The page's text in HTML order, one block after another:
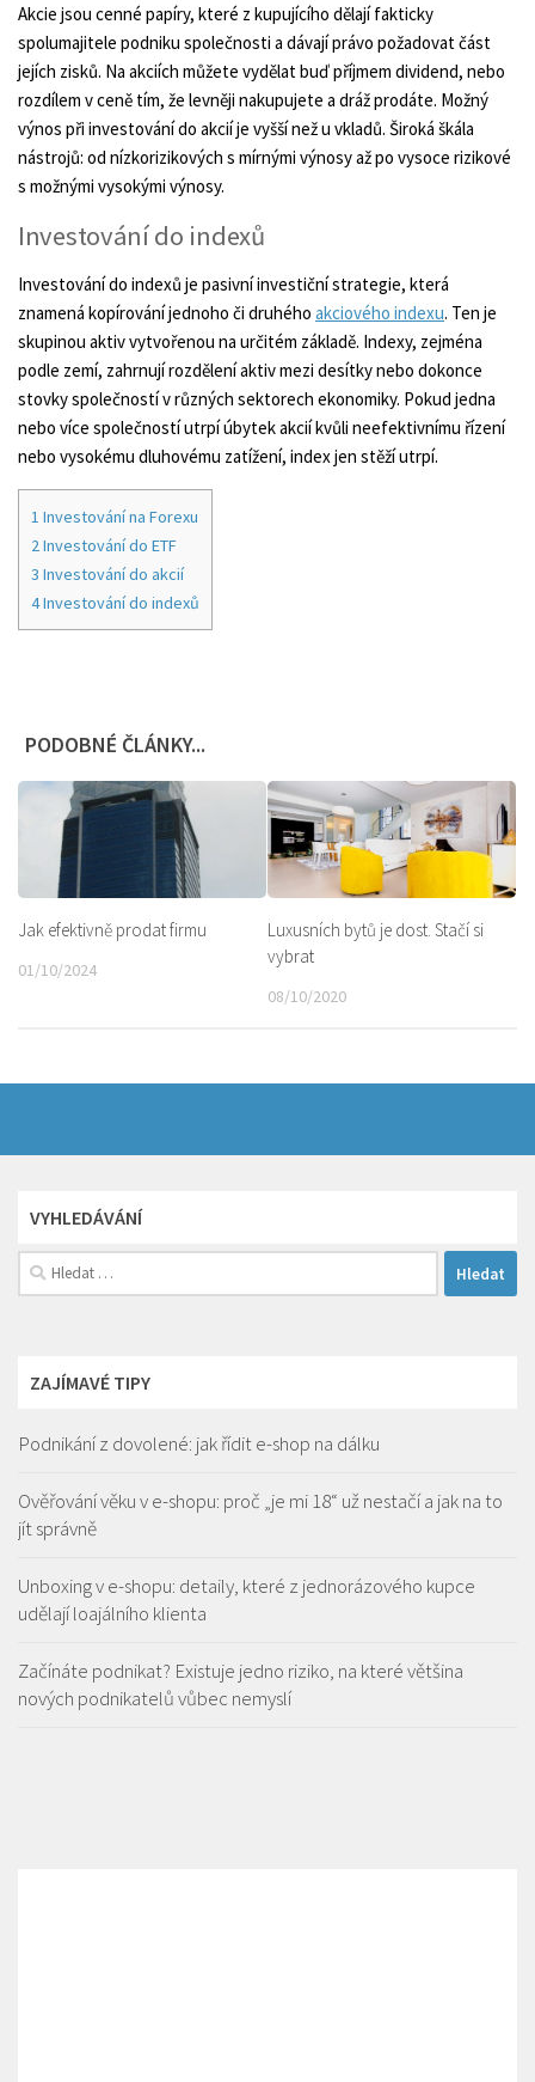
Akcie jsou cenné papíry, které z kupujícího dělají fakticky
spolumajitele podniku společnosti a dávají právo požadovat část
jejích zisků. Na akciích můžete vydělat buď příjmem dividend, nebo
rozdílem v ceně tím, že levněji nakupujete a dráž prodáte. Možný
výnos při investování do akcií je vyšší než u vkladů. Široká škála
nástrojů: od nízkorizikových s mírnými výnosy až po vysoce rizikové
s možnými vysokými výnosy.
Investování do indexů
Investování do indexů je pasivní investiční strategie, která
znamená kopírování jednoho či druhého akciového indexu. Ten je
skupinou aktiv vytvořenou na určitém základě. Indexy, zejména
podle zemí, zahrnují rozdělení aktiv mezi desítky nebo dokonce
stovky společností v různých sektorech ekonomiky. Pokud jedna
nebo více společností utrpí úbytek akcií kvůli neefektivnímu řízení
nebo vysokému dluhovému zatížení, index jen stěží utrpí.
1 Investování na Forexu
2Investování do ETF
3 Investování do akcií
4Investování do indexů
PODOBNÉ ČLÁNKY...
Jak efektivně prodat firmu
01/10/2024
Luxusních bytů je dost. Stačí si
vybrat
08/10/2020
VYHLEDÁVÁNÍ
Vyhledávání
ZAJÍMAVÉ TIPY
Podnikání z dovolené: jak řídit e-shop na dálku
Ověřování věku v e-shopu: proč „je mi 18“ už nestačí a jak na to
jít správně
Unboxing v e-shopu: detaily, které z jednorázového kupce
udělají loajálního klienta
Začínáte podnikat? Existuje jedno riziko, na které většina
nových podnikatelů vůbec nemyslí